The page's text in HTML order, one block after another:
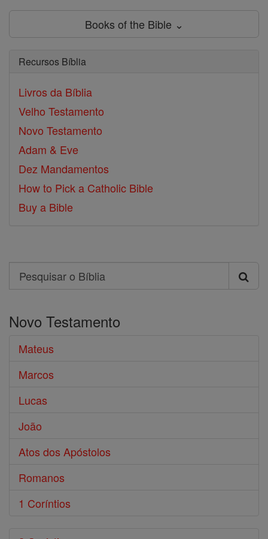
Books of the Bible ⌄
Recursos Bíblia
Livros da Bíblia
Velho Testamento
Novo Testamento
Adam & Eve
Dez Mandamentos
How to Pick a Catholic Bible
Buy a Bible
Search
Pesquisar
Bíblia
Novo Testamento
Mateus
Marcos
Lucas
João
Atos dos Apóstolos
Romanos
1 Coríntios